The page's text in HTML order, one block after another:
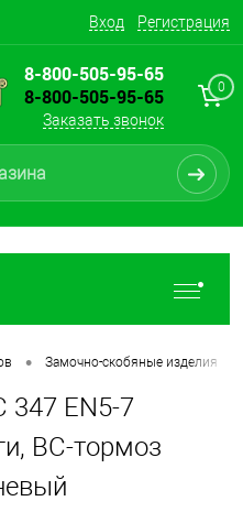
Вход Регистрация
8-800-505-95-65
8-800-505-95-65
Заказать звонок
0
• Замочно-скобяные изделия
347 EN5-7
ВС-тормоз